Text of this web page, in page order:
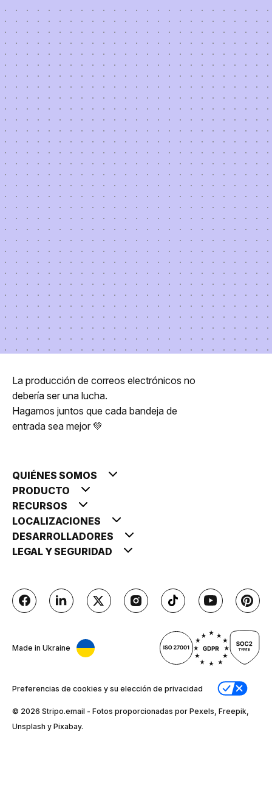
La producción de correos electrónicos no
debería ser una lucha.
Hagamos juntos que cada bandeja de
entrada sea mejor 💚
QUIÉNES SOMOS
PRODUCTO
RECURSOS
LOCALIZACIONES
DESARROLLADORES
LEGAL Y SEGURIDAD
Made in Ukraine
Preferencias de cookies y su elección de privacidad
© 2026 Stripо.email - Fotos proporcionadas por Pexels, Freepik,
Unsplash y Pixabay.